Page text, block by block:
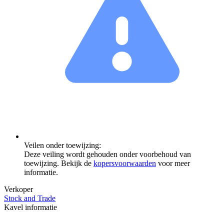
Veilen onder toewijzing:
Deze veiling wordt gehouden onder voorbehoud van
toewijzing. Bekijk de kopersvoorwaarden voor meer
informatie.
Verkoper
Stock and Trade
Kavel informatie